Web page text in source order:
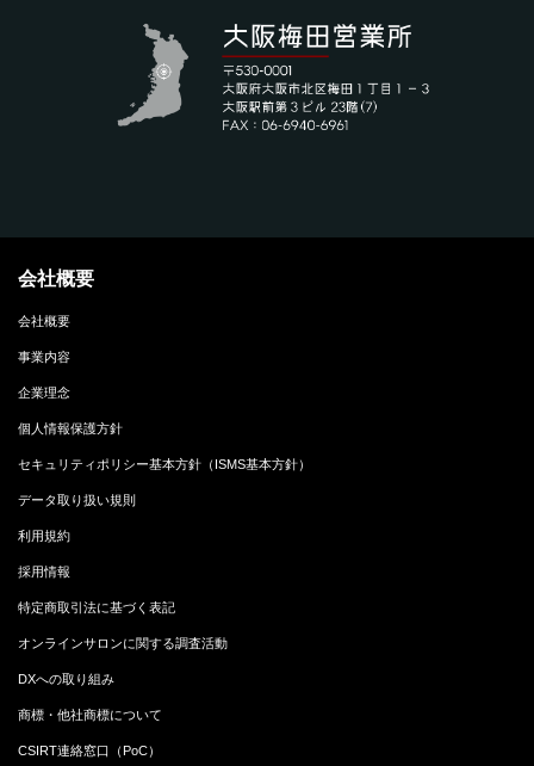
会社概要
会社概要
事業内容
企業理念
個人情報保護方針
セキュリティポリシー基本方針（ISMS基本方針）
データ取り扱い規則
利用規約
採用情報
特定商取引法に基づく表記
オンラインサロンに関する調査活動
DXへの取り組み
商標・他社商標について
CSIRT連絡窓口（PoC）